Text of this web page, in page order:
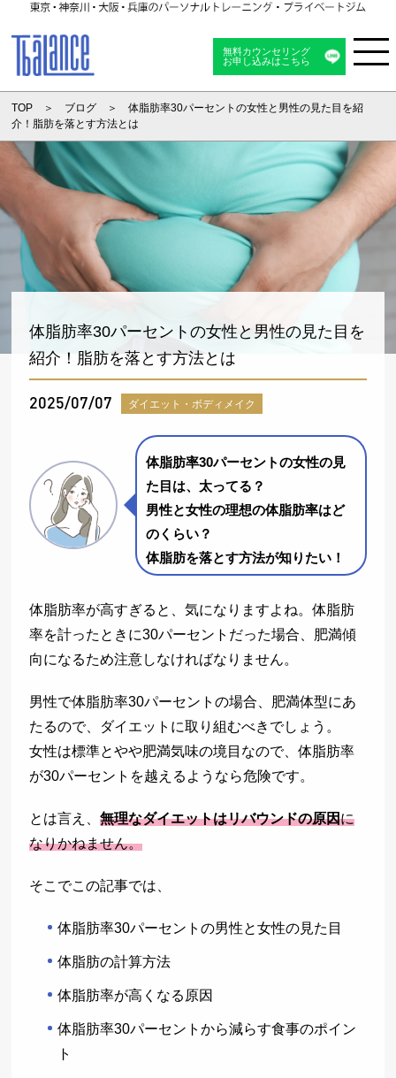
無料カウンセリング
お申し込みはこちら
TOP ブログ
体脂肪率30パーセントの女性と男性の見た目を紹
介！脂肪を落とす方法とは
体脂肪率30パーセントの女性と男性の見た目を
紹介！脂肪を落とす方法とは
2025/07/07 ダイエット・ボディメイク
体脂肪率30パーセントの女性の見
た目は、太ってる？
男性と女性の理想の体脂肪率はど
のくらい？
体脂肪を落とす方法が知りたい！
体脂肪率が高すぎると、気になりますよね。体脂肪
率を計ったときに30パーセントだった場合、肥満傾
向になるため注意しなければなりません。
男性で体脂肪率30パーセントの場合、肥満体型にあ
たるので、ダイエットに取り組むべきでしょう。
女性は標準とやや肥満気味の境目なので、体脂肪率
が30パーセントを越えるようなら危険です。
とは言え、無理なダイエットはリバウンドの原因に
なりかねません。
そこでこの記事では、
体脂肪率30パーセントの男性と女性の見た目
体脂肪の計算方法
体脂肪率が高くなる原因
体脂肪率30パーセントから減らす食事のポイン
ト